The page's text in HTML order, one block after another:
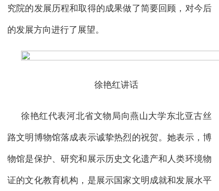
究院的发展历程和取得的成果做了简要回顾，对今后
的发展方向进行了展望。
徐艳红讲话
徐艳红代表河北省文物局向燕山大学东北亚古丝
路文明博物馆落成表示诚挚热烈的祝贺。她表示，博
物馆是保护、研究和展示历史文化遗产和人类环境物
证的文化教育机构，是展示国家文明成就和发展水平